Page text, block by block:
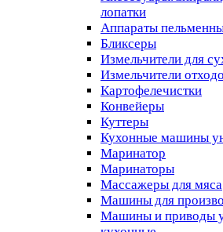
лопатки
Аппараты
Бликсеры
Измельчители для
Измельчители
Картофелечистки
Конвейеры
Куттеры
Кухонные машины
Маринатор
Маринаторы
Массажеры для мяса
Машины для
Машины и приводы